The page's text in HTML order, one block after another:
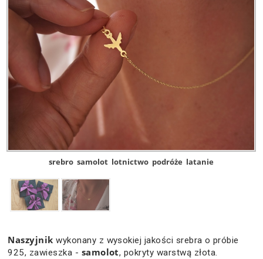
srebro samolot lotnictwo podróże latanie
Naszyjnikwykonany z wysokiej jakości srebra o próbie
925, zawieszka - samolot, pokryty warstwą złota.